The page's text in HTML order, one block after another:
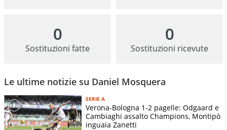
0
Sostituzioni fatte
0
Sostituzioni ricevute
Le ultime notizie su Daniel Mosquera
SERIE A
Verona-Bologna 1-2 pagelle: Odgaard e
Cambiaghi assalto Champions, Montipò
inguaia Zanetti